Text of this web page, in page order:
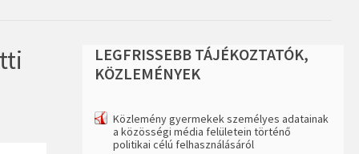
LEGFRISSEBB TÁJÉKOZTATÓK,
KÖZLEMÉNYEK
Közlemény gyermekek személyes adatainak
a közösségi média felületein történő
politikai célú felhasználásáról